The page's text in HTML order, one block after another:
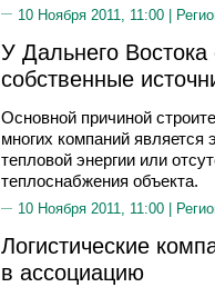
10 Ноября 2011, 11:00 |
У Дальнего Востока
собственные
Основной причиной
многих компаний является
тепловой энергии или
теплоснабжения объекта.
10 Ноября 2011, 11:00 |
Логистические
в ассоциацию